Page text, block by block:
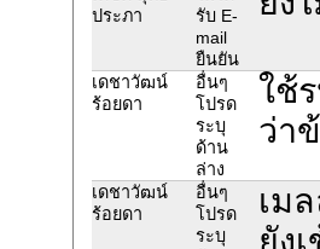
ประภา
รับ E-
mail
ยืนยัน
เดชาวัฒน์
ร้อยดา
อื่นๆ
โปรด
ระบุ
ด้าน
ล่าง
ใช้
ว่า
เดชาวัฒน์
ร้อยดา
อื่นๆ
โปรด
ระบุ
เม
ยัง